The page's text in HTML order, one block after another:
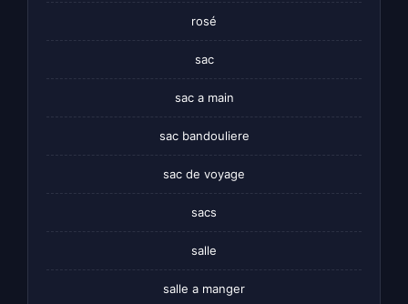
rosé
sac
sac a main
sac bandouliere
sac de voyage
sacs
salle
salle a manger